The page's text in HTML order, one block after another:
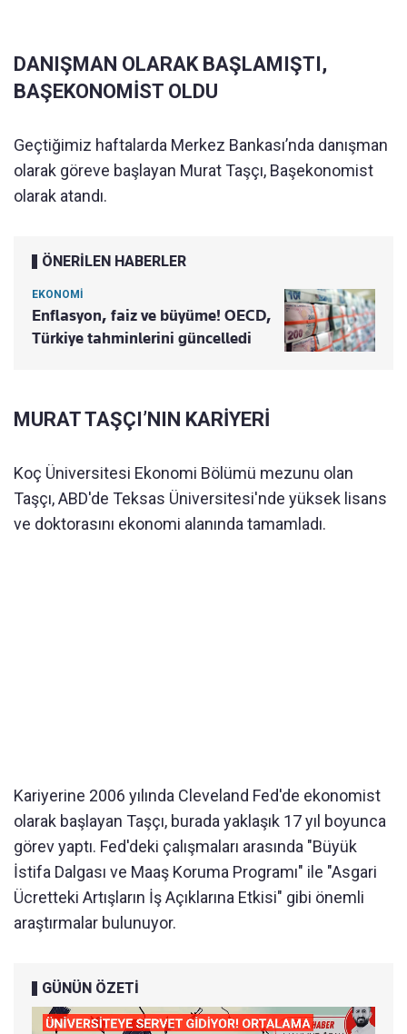
DANIŞMAN OLARAK BAŞLAMIŞTI,
BAŞEKONOMİST OLDU
Geçtiğimiz haftalarda Merkez Bankası’nda danışman
olarak göreve başlayan Murat Taşçı, Başekonomist
olarak atandı.
ÖNERİLEN HABERLER
EKONOMİ
Enflasyon, faiz ve büyüme! OECD,
Türkiye tahminlerini güncelledi
MURAT TAŞÇI’NIN KARİYERİ
Koç Üniversitesi Ekonomi Bölümü mezunu olan
Taşçı, ABD'de Teksas Üniversitesi'nde yüksek lisans
ve doktorasını ekonomi alanında tamamladı.
Kariyerine 2006 yılında Cleveland Fed'de ekonomist
olarak başlayan Taşçı, burada yaklaşık 17 yıl boyunca
görev yaptı. Fed'deki çalışmaları arasında "Büyük
İstifa Dalgası ve Maaş Koruma Programı" ile "Asgari
Ücretteki Artışların İş Açıklarına Etkisi" gibi önemli
araştırmalar bulunuyor.
GÜNÜN ÖZETİ